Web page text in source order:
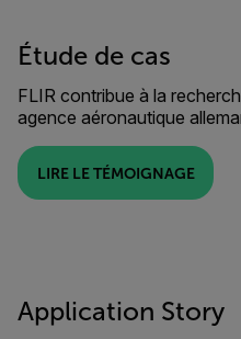
Étude de cas
FLIR contribue à la
agence aéronautique
LIRE LE TÉMOIGNAGE
Application Story